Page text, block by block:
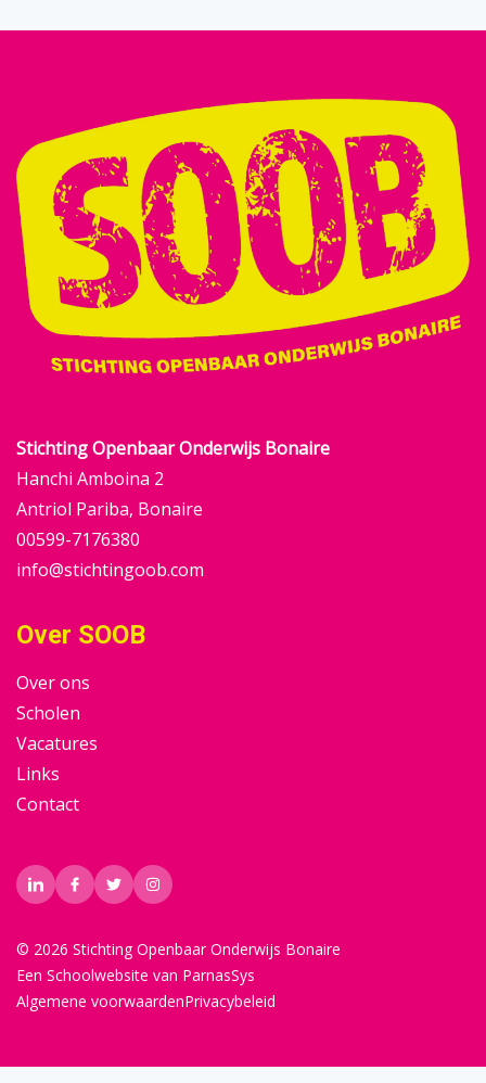
Stichting Openbaar Onderwijs Bonaire
Hanchi Amboina 2
Antriol Pariba, Bonaire
00599-7176380
info@stichtingoob.com
Over SOOB
Over ons
Scholen
Vacatures
Links
Contact
© 2026 Stichting Openbaar Onderwijs Bonaire
Een Schoolwebsite van ParnasSys
Algemene voorwaardenPrivacybeleid